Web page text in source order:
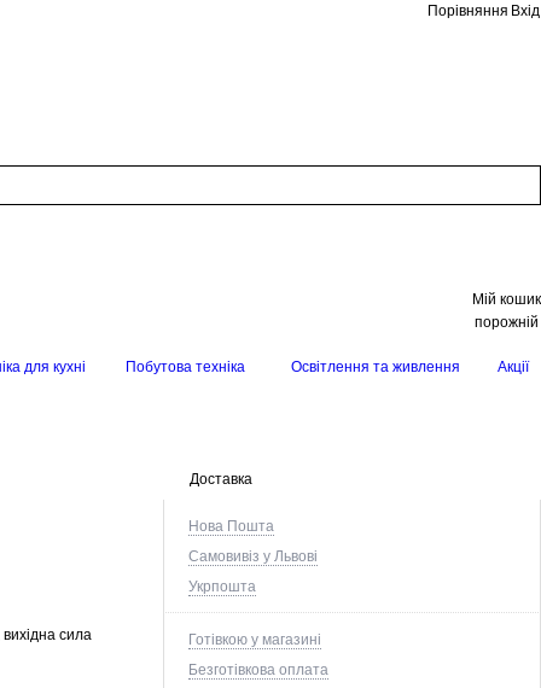
Порівняння Вхід
Мій кошик
порожній
для кухні Побутова техніка Освітлення та живлення Акції
Доставка
Нова Пошта
Самовивіз у Львові
Укрпошта
Готівкою у магазині
Безготівкова оплата
сила